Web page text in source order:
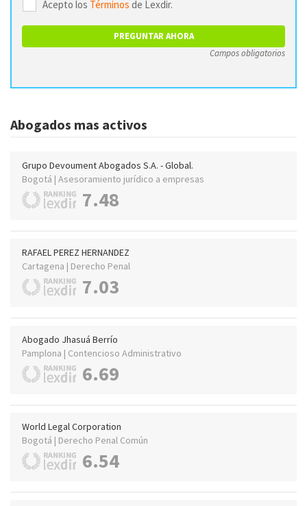
Acepto los Términos de Lexdir.
Campos obligatorios
Abogados mas activos
Grupo Devoument Abogados S.A. - Global.
Bogotá | Asesoramiento jurídico a empresas
7.48
RAFAEL PEREZ HERNANDEZ
Cartagena | Derecho Penal
7.03
Abogado Jhasuá Berrío
Pamplona | Contencioso Administrativo
6.69
World Legal Corporation
Bogotá | Derecho Penal Común
6.54